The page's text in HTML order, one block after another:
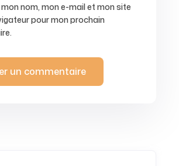
nom, mon e-mail et mon site
pour mon prochain